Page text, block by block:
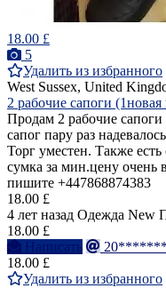
18.00 £
5
Удалить из избранного
West Sussex, United
2 рабочие сапоги
Продам 2 рабочие сапоги
сапог пару раз
Торг уместен. Также
сумка за мин.цену очень
пишите +447868874383
18.00 £
4 лет назад Одежда New
18.00 £
Написать
18.00 £
Удалить из избранного